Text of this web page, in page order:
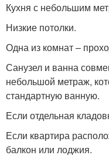
Кухня с небольшим
Низкие потолки.
Одна из комнат –
Санузел и ванна
небольшой метраж,
стандартную ванную.
Если отдельная
Если квартира
балкон или лоджия.